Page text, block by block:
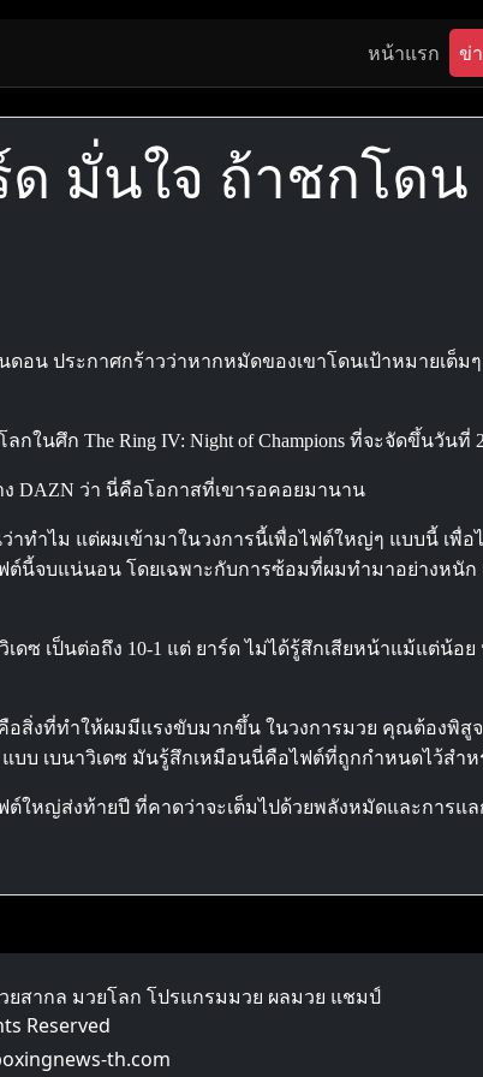
หน้าแรก ข่
มั่นใจ ถ้าชกโดน
น ประกาศกร้าวว่าหากหมัดของเขาโดนเป้าหมายเต็มๆ
กในศึก The Ring IV: Night of Champions ที่จะจัดขึ้นวั
ง DAZN ว่า นี่คือโอกาสที่เขารอคอยมานาน
าทำไม แต่ผมเข้ามาในวงการนี้เพื่อไฟต์ใหญ่ๆ แบบนี้ เ
ฟต์นี้จบแน่นอน โดยเฉพาะกับการซ้อมที่ผมทำมาอย่างห
ซ เป็นต่อถึง 10-1 แต่ ยาร์ด ไม่ได้รู้สึกเสียหน้าแม้แต่น้อย
อสิ่งที่ทำให้ผมมีแรงขับมากขึ้น ในวงการมวย คุณต้องพิสู
บบ เบนาวิเดซ มันรู้สึกเหมือนนี่คือไฟต์ที่ถูกกำหนดไว้สำห
ต์ใหญ่ส่งท้ายปี ที่คาดว่าจะเต็มไปด้วยพลังหมัดและการแ
ยสากล มวยโลก โปรแกรมมวย ผลมวย แชมป์
Reserved
th.com